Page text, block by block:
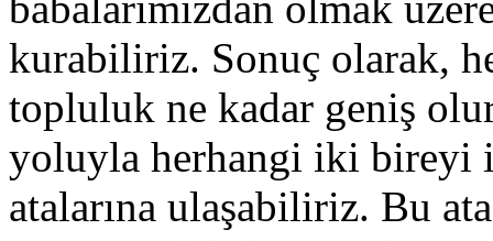
kurabiliriz. Sonuç olarak,
topluluk ne kadar geniş
yoluyla herhangi iki bireyi
atalarına ulaşabiliriz. Bu